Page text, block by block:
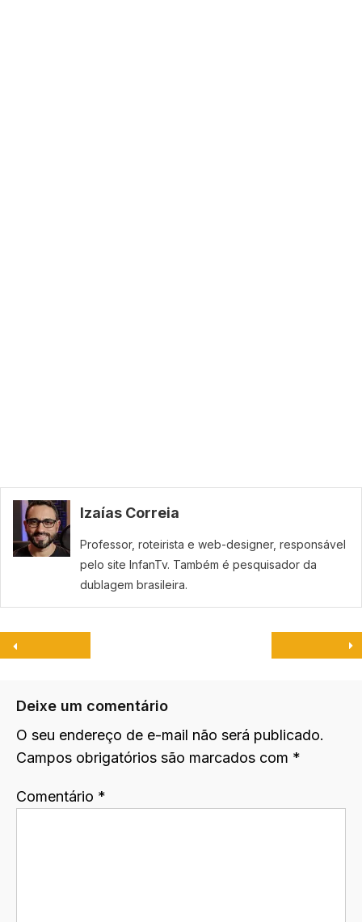
Izaías Correia
Professor, roteirista e web-designer, responsável
pelo site InfanTv. Também é pesquisador da
dublagem brasileira.
Deixe um comentário
O seu endereço de e-mail não será publicado.
Campos obrigatórios são marcados com *
Comentário *